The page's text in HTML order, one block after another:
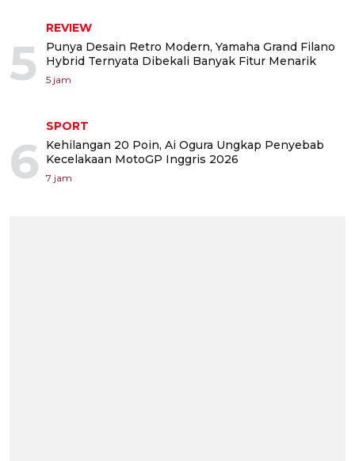
5
REVIEW
Punya Desain Retro Modern, Yamaha Grand Filano
Hybrid Ternyata Dibekali Banyak Fitur Menarik
5 jam
6
SPORT
Kehilangan 20 Poin, Ai Ogura Ungkap Penyebab
Kecelakaan MotoGP Inggris 2026
7 jam